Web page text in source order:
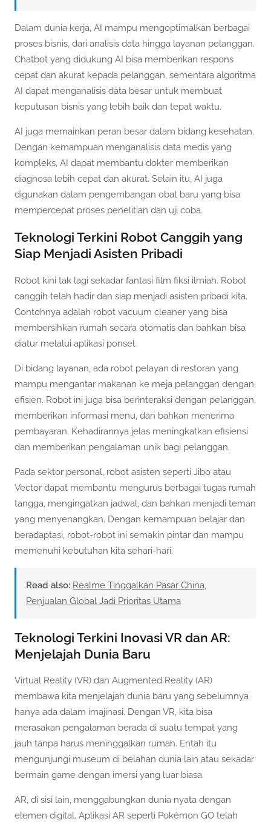
Dalam dunia kerja, AI mampu mengoptimalkan berbagai
proses bisnis, dari analisis data hingga layanan pelanggan.
Chatbot yang didukung AI bisa memberikan respons
cepat dan akurat kepada pelanggan, sementara algoritma
AI dapat menganalisis data besar untuk membuat
keputusan bisnis yang lebih baik dan tepat waktu.
AI juga memainkan peran besar dalam bidang kesehatan.
Dengan kemampuan menganalisis data medis yang
kompleks, AI dapat membantu dokter memberikan
diagnosa lebih cepat dan akurat. Selain itu, AI juga
digunakan dalam pengembangan obat baru yang bisa
mempercepat proses penelitian dan uji coba.
Teknologi Terkini Robot Canggih yang
Siap Menjadi Asisten Pribadi
Robot kini tak lagi sekadar fantasi film fiksi ilmiah. Robot
canggih telah hadir dan siap menjadi asisten pribadi kita.
Contohnya adalah robot vacuum cleaner yang bisa
membersihkan rumah secara otomatis dan bahkan bisa
diatur melalui aplikasi ponsel.
Di bidang layanan, ada robot pelayan di restoran yang
mampu mengantar makanan ke meja pelanggan dengan
efisien. Robot ini juga bisa berinteraksi dengan pelanggan,
memberikan informasi menu, dan bahkan menerima
pembayaran. Kehadirannya jelas meningkatkan efisiensi
dan memberikan pengalaman unik bagi pelanggan.
Pada sektor personal, robot asisten seperti Jibo atau
Vector dapat membantu mengurus berbagai tugas rumah
tangga, mengingatkan jadwal, dan bahkan menjadi teman
yang menyenangkan. Dengan kemampuan belajar dan
beradaptasi, robot-robot ini semakin pintar dan mampu
memenuhi kebutuhan kita sehari-hari.
Read also: Realme Tinggalkan Pasar China,
Penjualan Global Jadi Prioritas Utama
Teknologi Terkini Inovasi VR dan AR:
Menjelajah Dunia Baru
Virtual Reality (VR) dan Augmented Reality (AR)
membawa kita menjelajah dunia baru yang sebelumnya
hanya ada dalam imajinasi. Dengan VR, kita bisa
merasakan pengalaman berada di suatu tempat yang
jauh tanpa harus meninggalkan rumah. Entah itu
mengunjungi museum di belahan dunia lain atau sekadar
bermain game dengan imersi yang luar biasa.
AR, di sisi lain, menggabungkan dunia nyata dengan
elemen digital. Aplikasi AR seperti Pokémon GO telah